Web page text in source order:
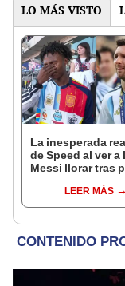
LO MÁS VISTO
La inesperada
de Speed al ver a
Messi llorar tras
EspañaLEER MÁS